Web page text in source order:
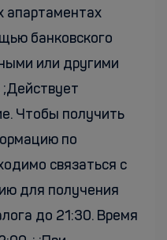
апартаментах
банковского
или другими
;Действует
Чтобы получить
по
связаться с
для получения
до 21:30. Время